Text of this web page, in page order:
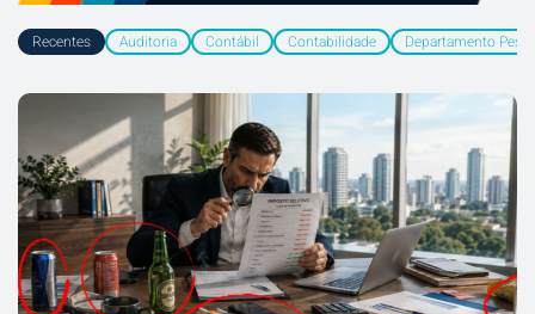
Recentes Auditoria Contábil Contabilidade Departamento